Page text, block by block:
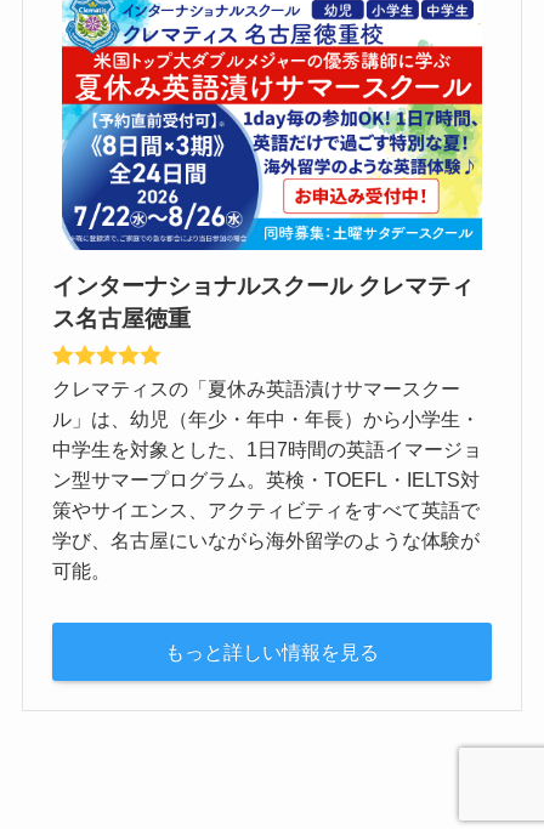
インターナショナルスクール クレマティ
ス名古屋徳重
クレマティスの「夏休み英語漬けサマースクー
ル」は、幼児（年少・年中・年長）から小学生・
中学生を対象とした、1日7時間の英語イマージョ
ン型サマープログラム。英検・TOEFL・IELTS対
策やサイエンス、アクティビティをすべて英語で
学び、名古屋にいながら海外留学のような体験が
可能。
もっと詳しい情報を見る